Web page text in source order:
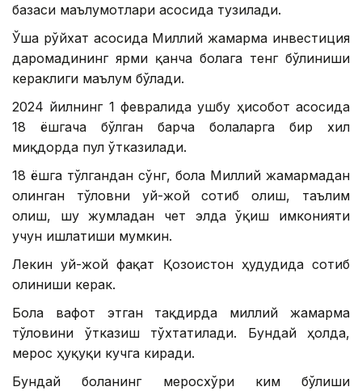
базаси маълумотлари асосида тузилади.
Ўша рўйхат асосида Миллий жамғарма инвестиция
даромадининг ярми қанча болага тенг бўлиниши
кераклиги маълум бўлади.
2024 йилнинг 1 февралида ушбу ҳисобот асосида
18 ёшгача бўлган барча болаларга бир хил
миқдорда пул ўтказилади.
18 ёшга тўлгандан сўнг, бола Миллий жамғармадан
олинган тўловни уй-жой сотиб олиш, таълим
олиш, шу жумладан чет элда ўқиш имконияти
учун ишлатиши мумкин.
Лекин уй-жой фақат Қозоғистон ҳудудида сотиб
олиниши керак.
Бола вафот этган тақдирда миллий жамғарма
тўловини ўтказиш тўхтатилади. Бундай ҳолда,
мерос ҳуқуқи кучга киради.
Бундай боланинг меросхўри ким бўлиши